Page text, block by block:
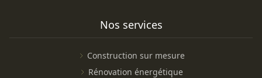
Nos services
Construction sur mesure
Rénovation énergétique